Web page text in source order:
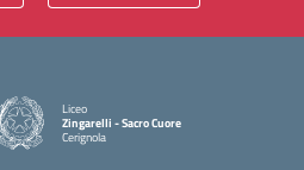
Liceo
Zingarelli - Sacro Cuore
Cerignola
— Visita la pagina iniziale della scuola